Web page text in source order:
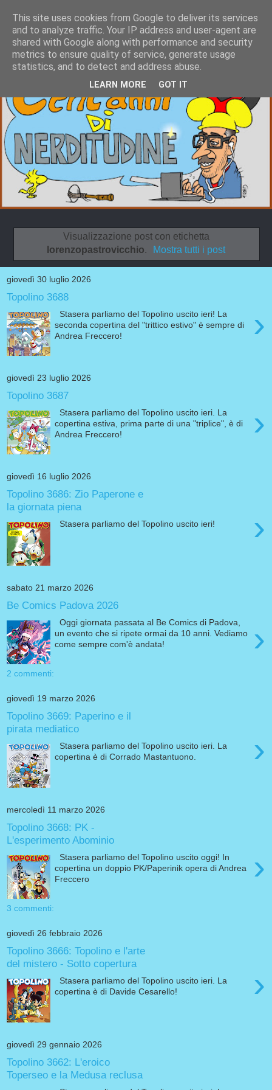
Visualizzazione post con etichetta
lorenzopastrovicchio. Mostra tutti i post
giovedì 30 luglio 2026
Topolino 3688
›
Stasera parliamo del Topolino uscito ieri! La
seconda copertina del "trittico estivo" è sempre di
Andrea Freccero!
giovedì 23 luglio 2026
Topolino 3687
›
Stasera parliamo del Topolino uscito ieri. La
copertina estiva, prima parte di una "triplice", è di
Andrea Freccero!
giovedì 16 luglio 2026
Topolino 3686: Zio Paperone e
la giornata piena
›
Stasera parliamo del Topolino uscito ieri!
sabato 21 marzo 2026
Be Comics Padova 2026
›
Oggi giornata passata al Be Comics di Padova,
un evento che si ripete ormai da 10 anni. Vediamo
come sempre com'è andata!
2 commenti:
giovedì 19 marzo 2026
Topolino 3669: Paperino e il
pirata mediatico
›
Stasera parliamo del Topolino uscito ieri. La
copertina è di Corrado Mastantuono.
mercoledì 11 marzo 2026
Topolino 3668: PK -
L'esperimento Abominio
›
Stasera parliamo del Topolino uscito oggi! In
copertina un doppio PK/Paperinik opera di Andrea
Freccero
3 commenti:
giovedì 26 febbraio 2026
Topolino 3666: Topolino e l'arte
del mistero - Sotto copertura
›
Stasera parliamo del Topolino uscito ieri. La
copertina è di Davide Cesarello!
giovedì 29 gennaio 2026
Topolino 3662: L'eroico
Toperseo e la Medusa reclusa
This site uses cookies from Google to deliver its services
and to analyze traffic. Your IP address and user-agent are
shared with Google along with performance and security
metrics to ensure quality of service, generate usage
statistics, and to detect and address abuse.
LEARN MORE GOT IT